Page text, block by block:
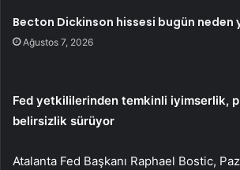
Becton Dickinson hissesi bugün neden
Ağustos 7, 2026
Fed yetkililerinden temkinli iyimserlik,
belirsizlik sürüyor
Atalanta Fed Başkanı Raphael Bostic,